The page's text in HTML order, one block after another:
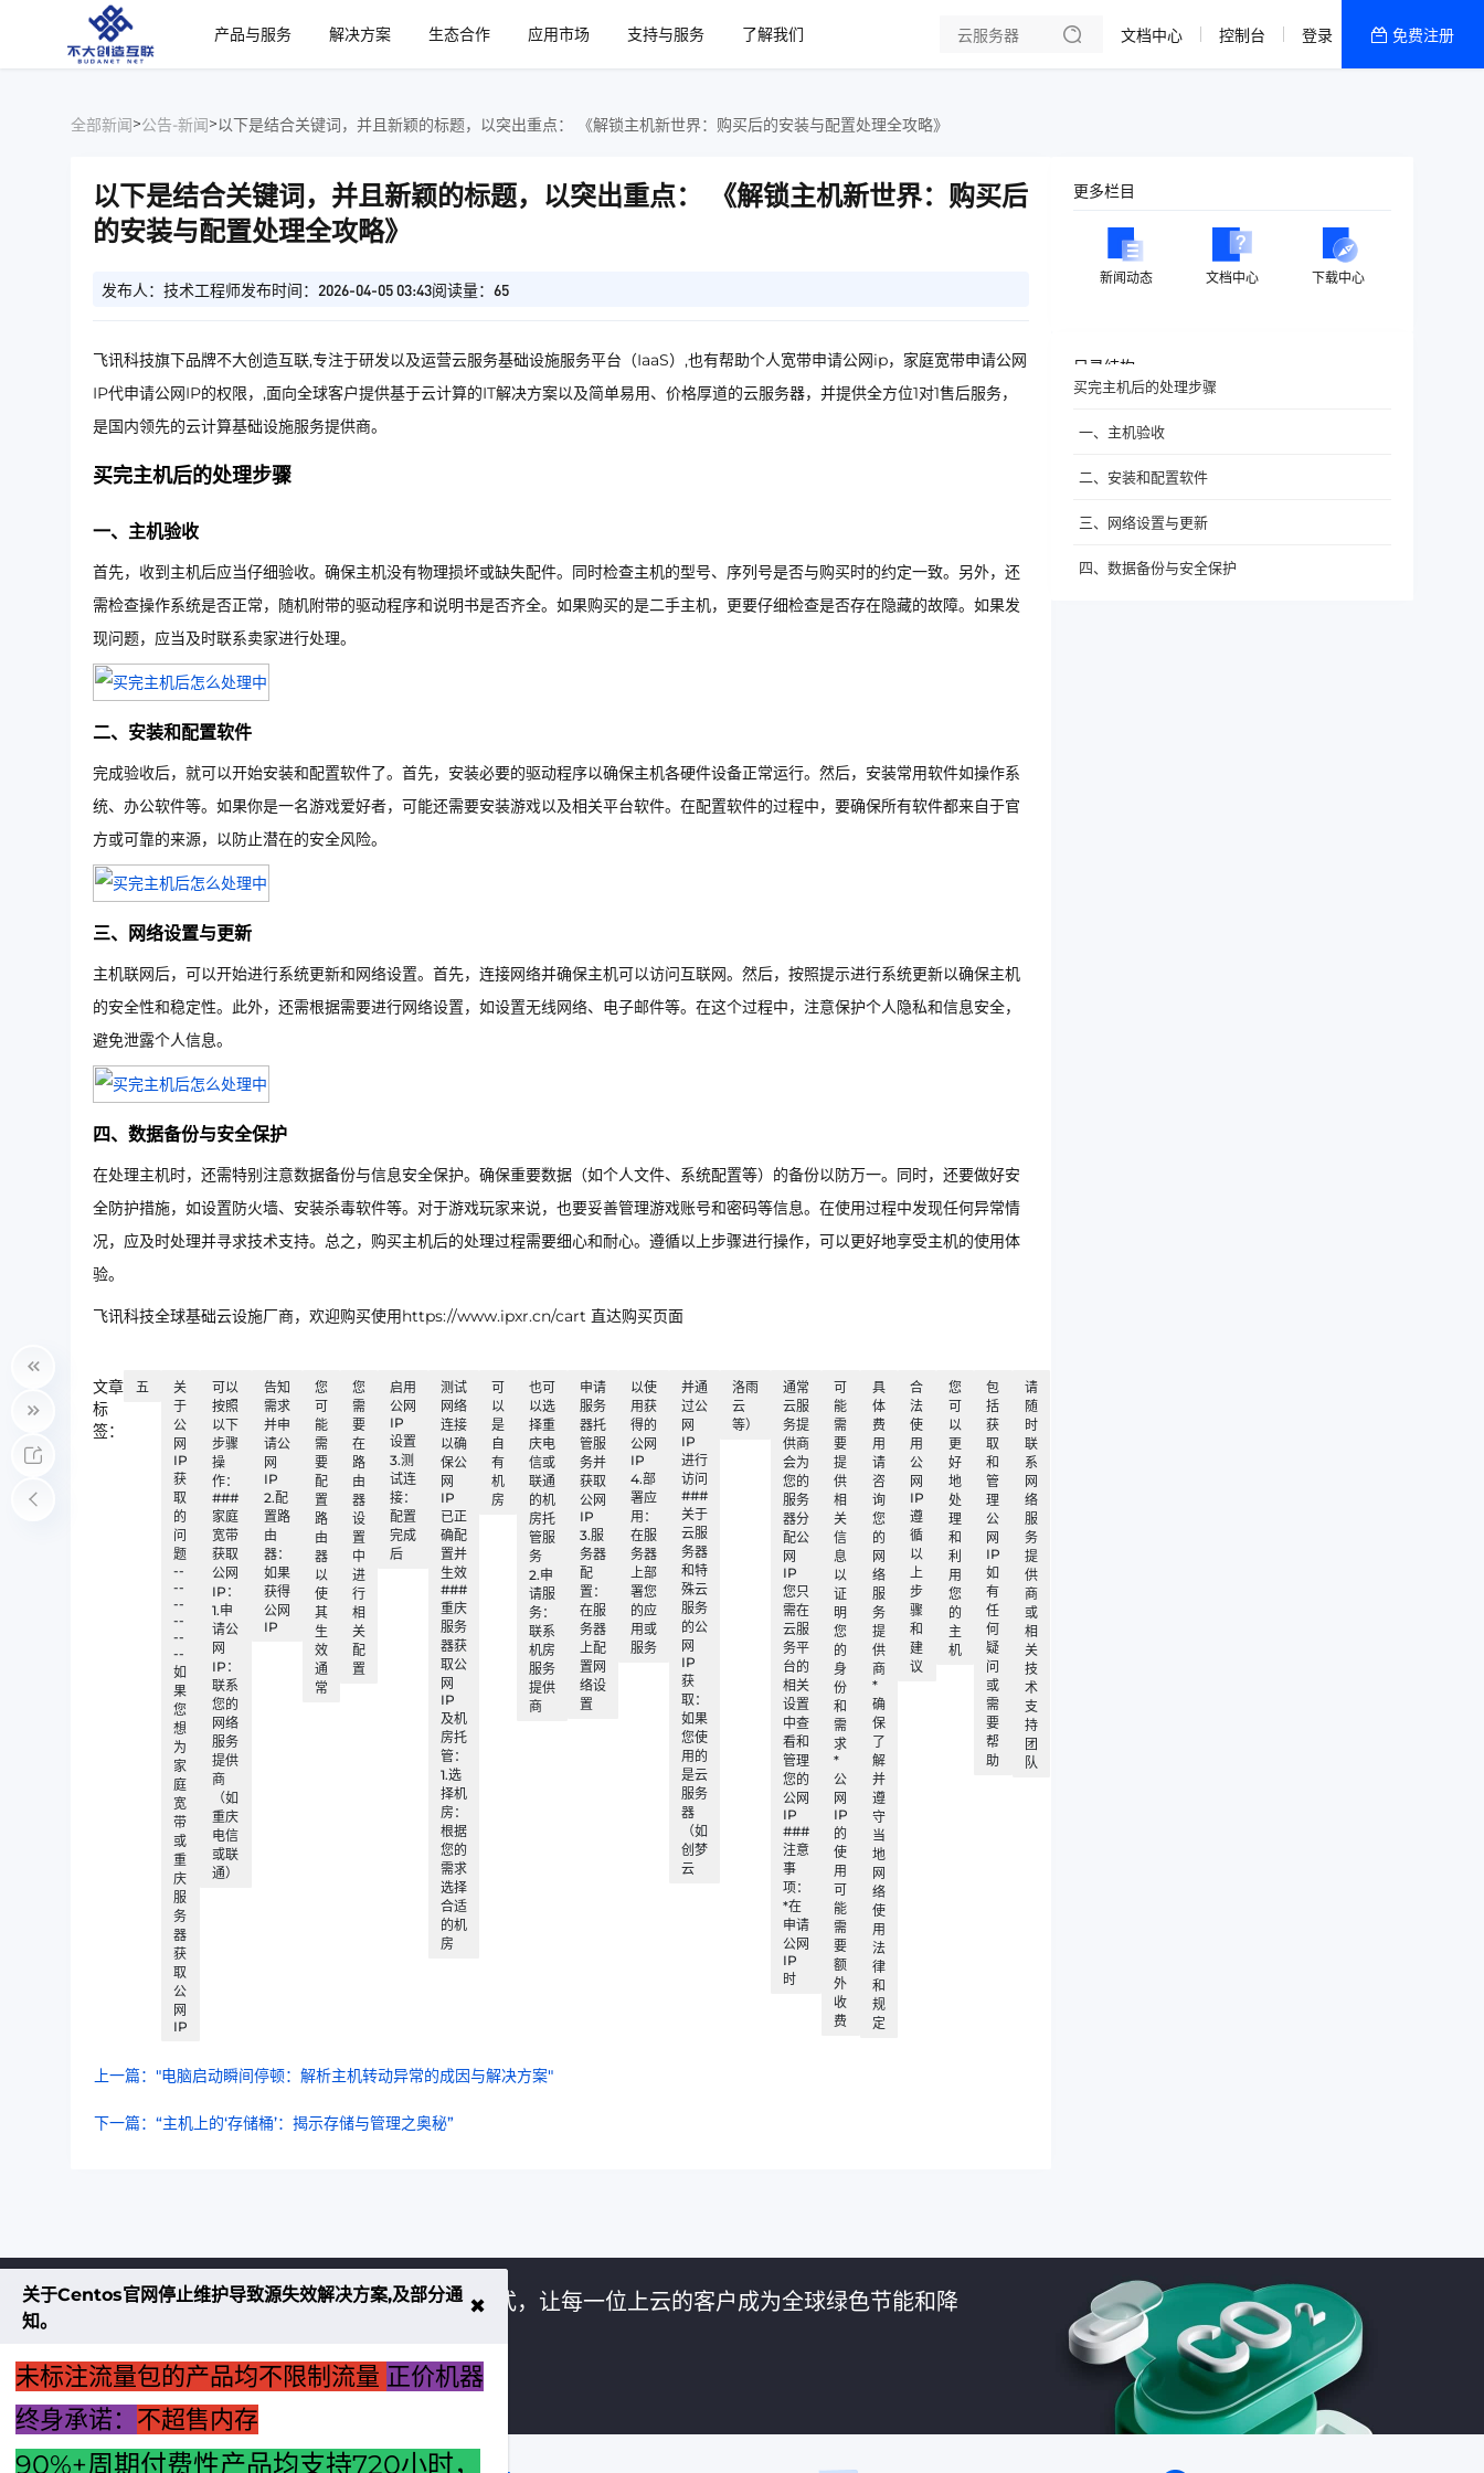
产品与服务
解决方案 生态合作 应用市场 支持与服务
了解我们
文档中心 控制台 登录 免费注册
全部新闻>公告-新闻> 以下是结合关键词，并且新颖的标题，以突出重点： 《解锁主机新世界：购买后的安装与配置处理全攻略》
以下是结合关键词，并且新颖的标题，以突出重点： 《解锁主机新世界：购买后
的安装与配置处理全攻略》
发布人：技术工程师发布时间：2026-04-05 03:43阅读量：65
飞讯科技旗下品牌不大创造互联,专注于研发以及运营云服务基础设施服务平台（IaaS）,也有帮助个人宽带申请公网ip，家庭宽带申请公网
IP代申请公网IP的权限，,面向全球客户提供基于云计算的IT解决方案以及简单易用、价格厚道的云服务器，并提供全方位1对1售后服务，
是国内领先的云计算基础设施服务提供商。
买完主机后的处理步骤
一、主机验收
首先，收到主机后应当仔细验收。确保主机没有物理损坏或缺失配件。同时检查主机的型号、序列号是否与购买时的约定一致。另外，还
需检查操作系统是否正常，随机附带的驱动程序和说明书是否齐全。如果购买的是二手主机，更要仔细检查是否存在隐藏的故障。如果发
现问题，应当及时联系卖家进行处理。
二、安装和配置软件
完成验收后，就可以开始安装和配置软件了。首先，安装必要的驱动程序以确保主机各硬件设备正常运行。然后，安装常用软件如操作系
统、办公软件等。如果你是一名游戏爱好者，可能还需要安装游戏以及相关平台软件。在配置软件的过程中，要确保所有软件都来自于官
方或可靠的来源，以防止潜在的安全风险。
三、网络设置与更新
主机联网后，可以开始进行系统更新和网络设置。首先，连接网络并确保主机可以访问互联网。然后，按照提示进行系统更新以确保主机
的安全性和稳定性。此外，还需根据需要进行网络设置，如设置无线网络、电子邮件等。在这个过程中，注意保护个人隐私和信息安全，
避免泄露个人信息。
四、数据备份与安全保护
在处理主机时，还需特别注意数据备份与信息安全保护。确保重要数据（如个人文件、系统配置等）的备份以防万一。同时，还要做好安
全防护措施，如设置防火墙、安装杀毒软件等。对于游戏玩家来说，也要妥善管理游戏账号和密码等信息。在使用过程中发现任何异常情
况，应及时处理并寻求技术支持。总之，购买主机后的处理过程需要细心和耐心。遵循以上步骤进行操作，可以更好地享受主机的使用体
验。
飞讯科技全球基础云设施厂商，欢迎购买使用https://www.ipxr.cn/cart 直达购买页面
文章
标
签：
五
关
于
公
网
IP
获
取
的
问
题
--
--
--
--
--
--
如
果
您
想
为
家
庭
宽
带
或
重
庆
服
务
器
获
取
公
网
IP
可以
按照
以下
步骤
操
作：
###
家庭
宽带
获取
公网
IP：
1.申
请公
网
IP：
联系
您的
网络
服务
提供
商
（如
重庆
电信
或联
通）
告知
需求
并申
请公
网
IP
2.配
置路
由
器：
如果
获得
公网
IP
您
可
能
需
要
配
置
路
由
器
以
使
其
生
效
通
常
您
需
要
在
路
由
器
设
置
中
进
行
相
关
配
置
启用
公网
IP
设置
3.测
试连
接：
配置
完成
后
测试
网络
连接
以确
保公
网
IP
已正
确配
置并
生效
###
重庆
服务
器获
取公
网
IP
及机
房托
管：
1.选
择机
房：
根据
您的
需求
选择
合适
的机
房
可
以
是
自
有
机
房
也可
以选
择重
庆电
信或
联通
的机
房托
管服
务
2.申
请服
务：
联系
机房
服务
提供
商
申请
服务
器托
管服
务并
获取
公网
IP
3.服
务器
配
置：
在服
务器
上配
置网
络设
置
以使
用获
得的
公网
IP
4.部
署应
用：
在服
务器
上部
署您
的应
用或
服务
并通
过公
网
IP
进行
访问
###
关于
云服
务器
和特
殊云
服务
的公
网
IP
获
取：
如果
您使
用的
是云
服务
器
（如
创梦
云
洛雨
云
等）
通常
云服
务提
供商
会为
您的
服务
器分
配公
网
IP
您只
需在
云服
务平
台的
相关
设置
中查
看和
管理
您的
公网
IP
###
注意
事
项：
*在
申请
公网
IP
时
可
能
需
要
提
供
相
关
信
息
以
证
明
您
的
身
份
和
需
求
*
公
网
IP
的
使
用
可
能
需
要
额
外
收
费
具
体
费
用
请
咨
询
您
的
网
络
服
务
提
供
商
*
确
保
了
解
并
遵
守
当
地
网
络
使
用
法
律
和
规
定
合
法
使
用
公
网
IP
遵
循
以
上
步
骤
和
建
议
您
可
以
更
好
地
处
理
和
利
用
您
的
主
机
包
括
获
取
和
管
理
公
网
IP
如
有
任
何
疑
问
或
需
要
帮
助
请
随
时
联
系
网
络
服
务
提
供
商
或
相
关
技
术
支
持
团
队
上一篇："电脑启动瞬间停顿：解析主机转动异常的成因与解决方案"
下一篇：“主机上的‘存储桶’：揭示存储与管理之奥秘”
更多栏目
新闻动态 文档中心 下载中心
目录结构
买完主机后的处理步骤
一、主机验收
二、安装和配置软件
三、网络设置与更新
四、数据备份与安全保护
不大创造互联致力于以最 “绿色节能” 的方式，让每一位上云的客户成为全球绿色节能和降
了解更多
关于Centos官网停止维护导致源失效解决方案,及部分通
知。
✖
未标注流量包的产品均不限制流量 正价机器
终身承诺： 不超售内存
90%+周期付费性产品均支持720小时，